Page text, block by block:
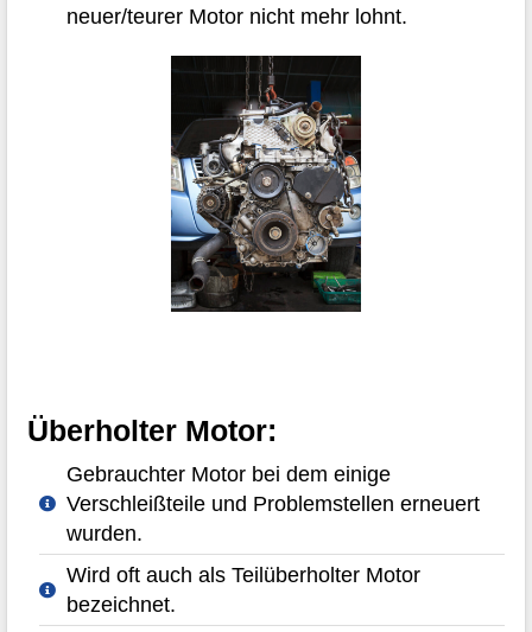
neuer/teurer Motor nicht mehr lohnt.
Überholter Motor:
Gebrauchter Motor bei dem einige
Verschleißteile und Problemstellen erneuert
wurden.
Wird oft auch als Teilüberholter Motor
bezeichnet.